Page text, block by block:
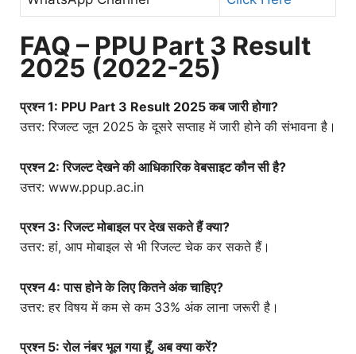
FAQ – PPU Part 3 Result
2025 (2022-25)
प्रश्न 1: PPU Part 3 Result 2025 कब जारी होगा?
उत्तर: रिजल्ट जून 2025 के दूसरे सप्ताह में जारी होने की संभावना है।
प्रश्न 2: रिजल्ट देखने की आधिकारिक वेबसाइट कौन सी है?
उत्तर: www.ppup.ac.in
प्रश्न 3: रिजल्ट मोबाइल पर देख सकते हैं क्या?
उत्तर: हां, आप मोबाइल से भी रिजल्ट चेक कर सकते हैं।
प्रश्न 4: पास होने के लिए कितने अंक चाहिए?
उत्तर: हर विषय में कम से कम 33% अंक लाना जरूरी है।
प्रश्न 5: रोल नंबर भूल गया हूँ, अब क्या करें?